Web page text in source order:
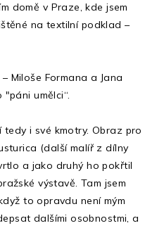
domě v Praze, kde jsem
na textilní podklad –
Miloše Formana a Jana
umělci“.
i své kmotry. Obraz pro
(další malíř z dílny
a jako druhý ho pokřtil
výstavě. Tam jsem
to opravdu není mým
dalšími osobnostmi, a